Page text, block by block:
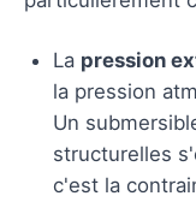
La pression
la pression
Un
structurelles
c'est la